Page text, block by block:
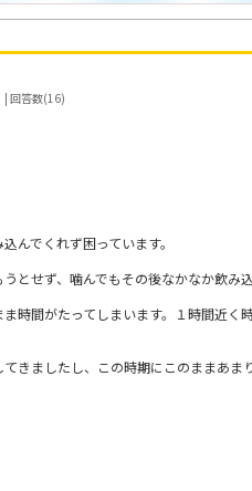
| 回答数(16)
んでくれず困っています。
とせず、噛んでもその後なかなか飲み
時間がたってしまいます。１時間近く
きましたし、この時期にこのままあ